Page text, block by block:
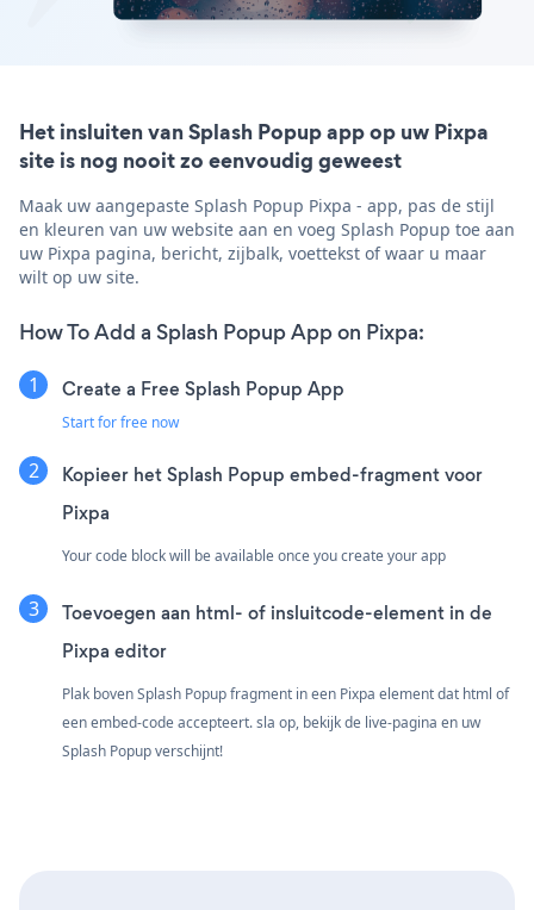
Het insluiten van Splash Popup app op uw Pixpa
site is nog nooit zo eenvoudig geweest
Maak uw aangepaste Splash Popup Pixpa - app, pas de stijl
en kleuren van uw website aan en voeg Splash Popup toe aan
uw Pixpa pagina, bericht, zijbalk, voettekst of waar u maar
wilt op uw site.
How To Add a Splash Popup App on Pixpa:
Create a Free Splash Popup App
Start for free now
Kopieer het Splash Popup embed-fragment voor
Pixpa
Your code block will be available once you create your app
Toevoegen aan html- of insluitcode-element in de
Pixpa editor
Plak boven Splash Popup fragment in een Pixpa element dat html of
een embed-code accepteert. sla op, bekijk de live-pagina en uw
Splash Popup verschijnt!